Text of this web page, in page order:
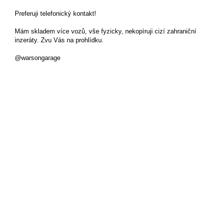
Preferuji telefonický kontakt!
Mám skladem více vozů, vše fyzicky, nekopíruji cizí zahraniční
inzeráty. Zvu Vás na prohlídku.
@warsongarage